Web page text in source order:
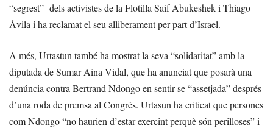
“segrest” dels activistes de la Flotilla Saif Abukeshek i Thiago
Ávila i ha reclamat el seu alliberament per part d’Israel.
A més, Urtastun també ha mostrat la seva “solidaritat” amb la
diputada de Sumar Aina Vidal, que ha anunciat que posarà una
denúncia contra Bertrand Ndongo en sentir-se “assetjada” després
d’una roda de premsa al Congrés. Urtasun ha criticat que persones
com Ndongo “no haurien d’estar exercint perquè són perilloses” i